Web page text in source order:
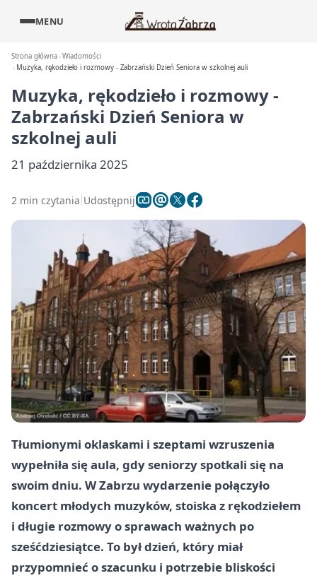
MENU
Strona główna Wiadomości
Muzyka, rękodzieło i rozmowy - Zabrzański Dzień Seniora w szkolnej auli
Muzyka, rękodzieło i rozmowy -
Zabrzański Dzień Seniora w
szkolnej auli
21 października 2025
2 min czytania Udostępnij
Tłumionymi oklaskami i szeptami wzruszenia
wypełniła się aula, gdy seniorzy spotkali się na
swoim dniu. W Zabrzu wydarzenie połączyło
koncert młodych muzyków, stoiska z rękodziełem
i długie rozmowy o sprawach ważnych po
sześćdziesiątce. To był dzień, który miał
przypomnieć o szacunku i potrzebie bliskości